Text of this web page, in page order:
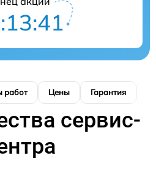
работ Цены Гарантия
сервис-